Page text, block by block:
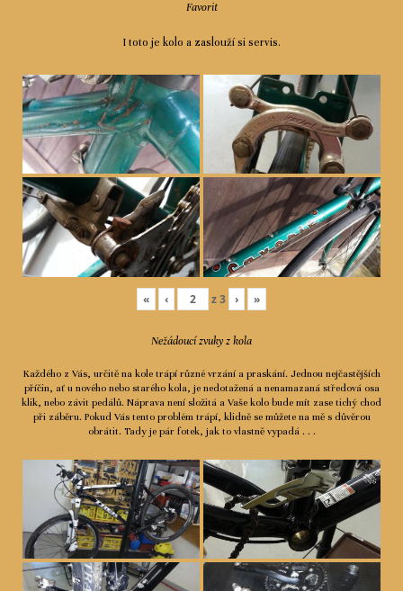
Favorit
I toto je kolo a zaslouží si servis.
« ‹ z3 › »
Nežádoucí zvuky z kola
Každého z Vás, určitě na kole trápí různé vrzání a praskání. Jednou nejčastějších
příčin, ať u nového nebo starého kola, je nedotažená a nenamazaná středová osa
klik, nebo závit pedálů. Náprava není složitá a Vaše kolo bude mít zase tichý chod
při záběru. Pokud Vás tento problém trápí, klidně se můžete na mě s důvěrou
obrátit. Tady je pár fotek, jak to vlastně vypadá . . .